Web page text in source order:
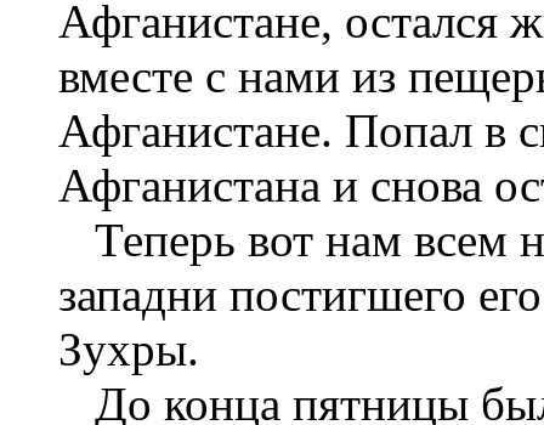
Афганистане, остался
вместе с нами из
Афганистане. Попал в
Афганистана и снова
Теперь вот нам всем
западни постигшего
Зухры.
До конца пятницы